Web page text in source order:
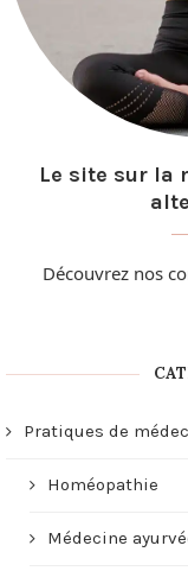
Le site sur la
Découvrez nos
Pratiques de
Homéopathie
Médecine